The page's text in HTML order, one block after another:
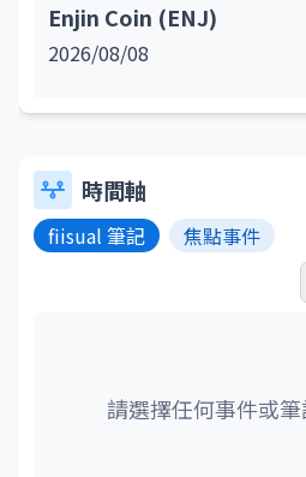
Enjin Coin (ENJ)
2026/08/08
時間軸
fiisual 筆記
焦點事件
請選擇任何事件或